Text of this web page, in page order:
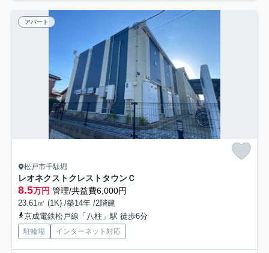
アパート
松戸市千駄堀
レオネクストクレストタウンＣ
8.5万円 管理/共益費6,000円
23.61㎡ (1K) /築14年 /2階建
京成電鉄松戸線「八柱」駅 徒歩6分
駐輪場 インターネット対応